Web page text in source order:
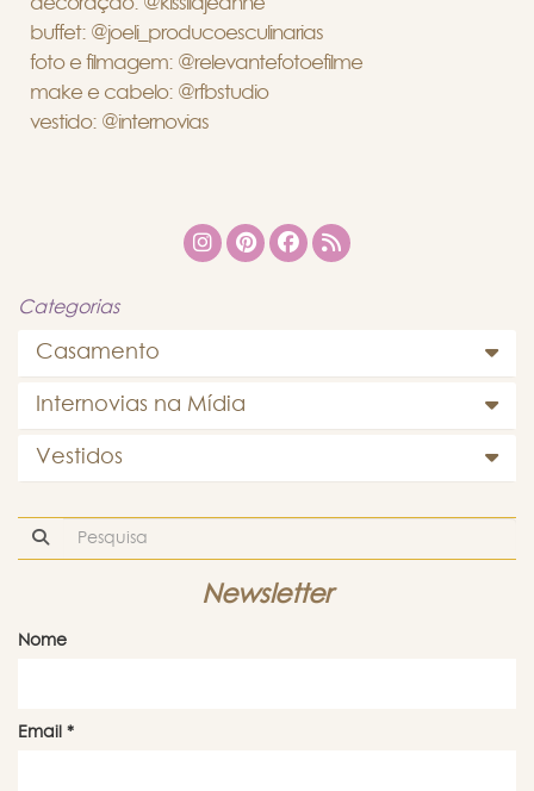
buffet: @joeli_producoesculinarias
foto e filmagem: @relevantefotoefilme
make e cabelo: @rfbstudio
vestido: @internovias
Categorias
Casamento
Internovias na Mídia
Vestidos
Newsletter
Nome
Email *